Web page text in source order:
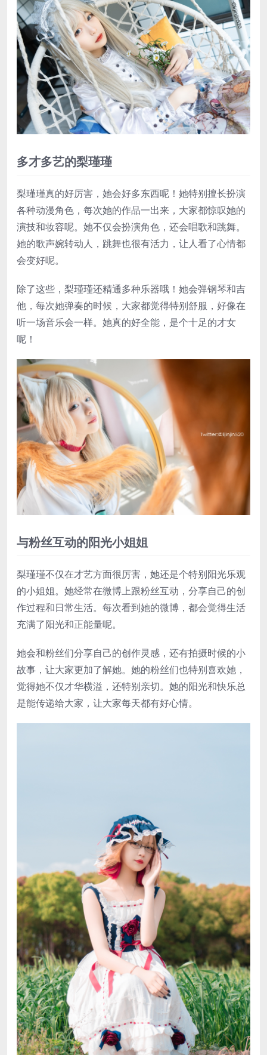
多才多艺的梨瑾瑾
梨瑾瑾真的好厉害，她会好多东西呢！她特别擅长扮演
各种动漫角色，每次她的作品一出来，大家都惊叹她的
演技和妆容呢。她不仅会扮演角色，还会唱歌和跳舞。
她的歌声婉转动人，跳舞也很有活力，让人看了心情都
会变好呢。
除了这些，梨瑾瑾还精通多种乐器哦！她会弹钢琴和吉
他，每次她弹奏的时候，大家都觉得特别舒服，好像在
听一场音乐会一样。她真的好全能，是个十足的才女
呢！
与粉丝互动的阳光小姐姐
梨瑾瑾不仅在才艺方面很厉害，她还是个特别阳光乐观
的小姐姐。她经常在微博上跟粉丝互动，分享自己的创
作过程和日常生活。每次看到她的微博，都会觉得生活
充满了阳光和正能量呢。
她会和粉丝们分享自己的创作灵感，还有拍摄时候的小
故事，让大家更加了解她。她的粉丝们也特别喜欢她，
觉得她不仅才华横溢，还特别亲切。她的阳光和快乐总
是能传递给大家，让大家每天都有好心情。